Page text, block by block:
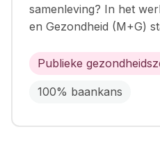
samenleving? In het
en Gezondheid (M+G)
Publieke
100% baankans